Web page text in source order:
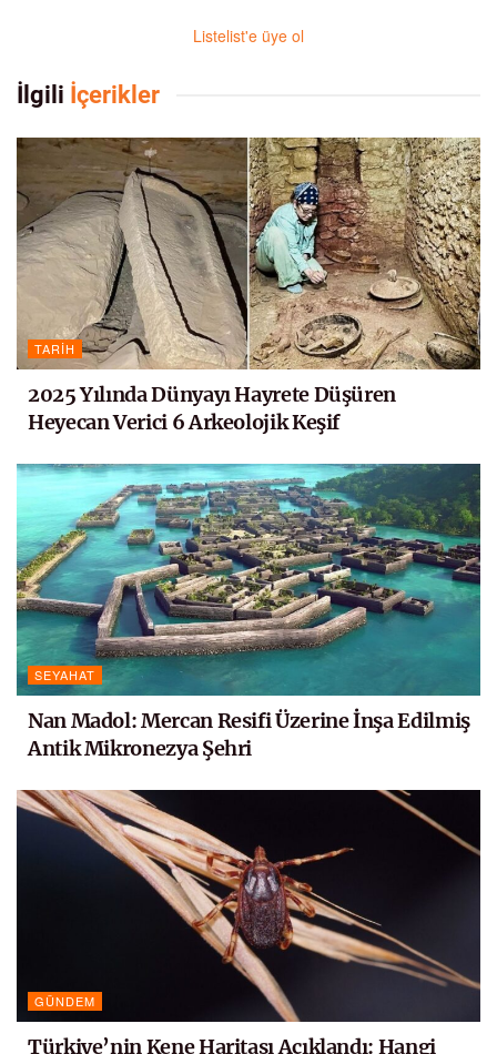
Listelist'e üye ol
İlgili İçerikler
TARIH
2025 Yılında Dünyayı Hayrete Düşüren
Heyecan Verici 6 Arkeolojik Keşif
SEYAHAT
Nan Madol: Mercan Resifi Üzerine İnşa Edilmiş
Antik Mikronezya Şehri
GÜNDEM
Türkiye’nin Kene Haritası Açıklandı: Hangi